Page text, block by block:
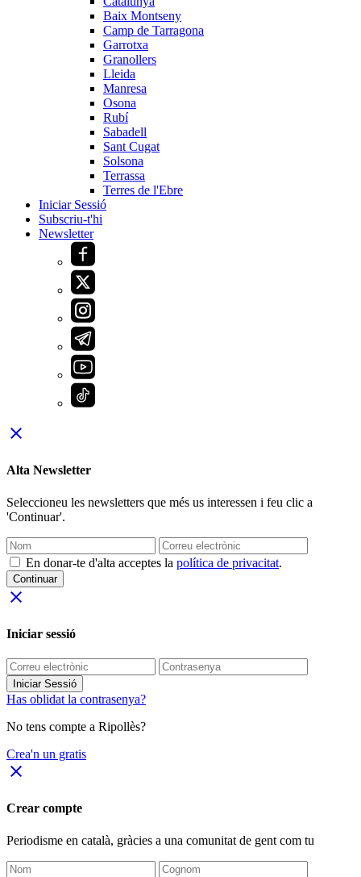
Baix Montseny
Camp de Tarragona
Garrotxa
Granollers
Lleida
Manresa
Osona
Rubí
Sabadell
Sant Cugat
Solsona
Terrassa
Terres de l'Ebre
Iniciar Sessió
Subscriu-t'hi
Newsletter
close
Alta Newsletter
Seleccioneu les newsletters que més us interessen i feu clic a
'Continuar'.
En donar-te d'alta acceptes la política de privacitat.
Continuar
close
Iniciar sessió
Iniciar Sessió
Has oblidat la contrasenya?
No tens compte a Ripollès?
Crea'n un gratis
close
Crear compte
Periodisme en català, gràcies a una comunitat de gent com tu